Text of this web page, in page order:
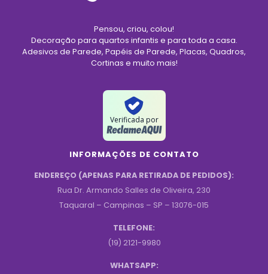
Pensou, criou, colou!
Decoração para quartos infantis e para toda a casa.
Adesivos de Parede, Papéis de Parede, Placas, Quadros,
Cortinas e muito mais!
Verificada por
INFORMAÇÕES DE CONTATO
ENDEREÇO (APENAS PARA RETIRADA DE PEDIDOS):
Rua Dr. Armando Salles de Oliveira, 230
Taquaral – Campinas – SP – 13076-015
TELEFONE:
(19) 2121-9980
WHATSAPP: